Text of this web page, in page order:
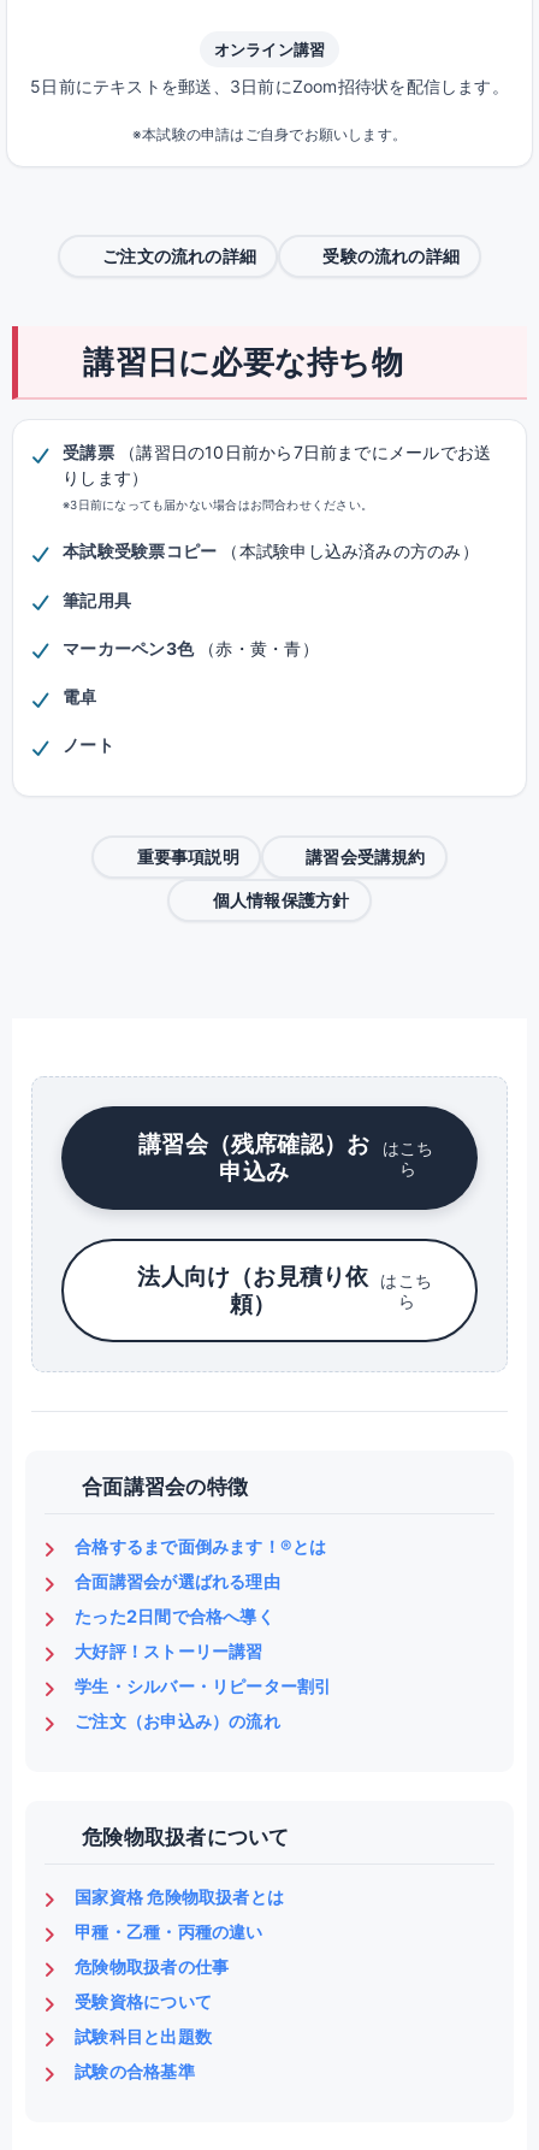
オンライン講習
5日前にテキストを郵送、3日前にZoom招待状を配信します。
※本試験の申請はご自身でお願いします。
ご注文の流れの詳細 受験の流れの詳細
講習日に必要な持ち物
受講票
（講習日の10日前から7日前までにメールでお送
りします）
※3日前になっても届かない場合はお問合わせください。
本試験受験票コピー （本試験申し込み済みの方のみ）
筆記用具
マーカーペン3色 （赤・黄・青）
電卓
ノート
重要事項説明 講習会受講規約
個人情報保護方針
講習会（残席確認）お
申込み
はこち
ら
法人向け（お見積り依
頼）
はこち
ら
合面講習会の特徴
合格するまで面倒みます！®とは
合面講習会が選ばれる理由
たった2日間で合格へ導く
大好評！ストーリー講習
学生・シルバー・リピーター割引
ご注文（お申込み）の流れ
危険物取扱者について
国家資格 危険物取扱者とは
甲種・乙種・丙種の違い
危険物取扱者の仕事
受験資格について
試験科目と出題数
試験の合格基準